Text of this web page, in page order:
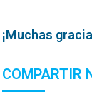
¡Muchas
COMPARTIR